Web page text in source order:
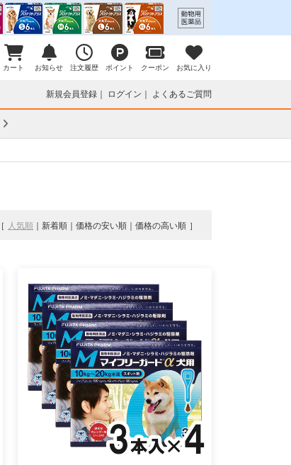
カート お知らせ 注文履歴 ポイント クーポン お気に入り
新規会員登録 ログイン よくあるご質問
人気順 新着順 価格の安い順 価格の高い順